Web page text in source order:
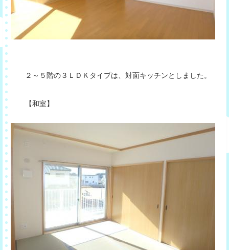
２～５階の３ＬＤＫタイプは、対面キッチンとしました。
【和室】